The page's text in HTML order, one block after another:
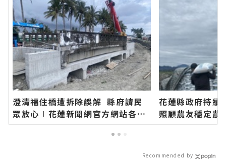
澄清福住橋遭拆除誤解 縣府請民
眾放心∣花蓮新聞網官方網站各類
新聞－最快速的今日新聞報導 最新
花蓮縣政府持續
照顧農友穩定
網官方網站各類
Recommended by